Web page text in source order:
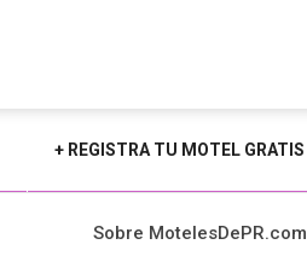
+ REGISTRA TU MOTEL GRATIS
Sobre MotelesDePR.com